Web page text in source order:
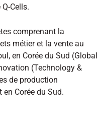
Cells.
comprenant la
métier et la vente au
en Corée du Sud (Global
(Technology &
de production
Corée du Sud.